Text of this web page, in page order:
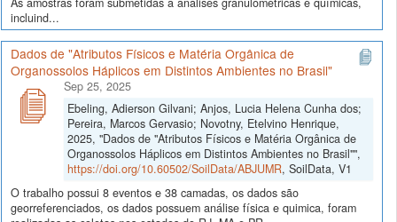
incluind...
Dados de "Atributos Físicos e Matéria Orgânica de
Organossolos Háplicos em Distintos Ambientes no Brasil"
Sep 25, 2025
Ebeling, Adierson Gilvani; Anjos, Lucia Helena Cunha dos;
Pereira, Marcos Gervasio; Novotny, Etelvino Henrique,
2025, "Dados de "Atributos Físicos e Matéria Orgânica de
Organossolos Háplicos em Distintos Ambientes no Brasil"",
https://doi.org/10.60502/SoilData/ABJUMR, SoilData, V1
O trabalho possui 8 eventos e 38 camadas, os dados são
georreferenciados, os dados possuem análise física e quimica, foram